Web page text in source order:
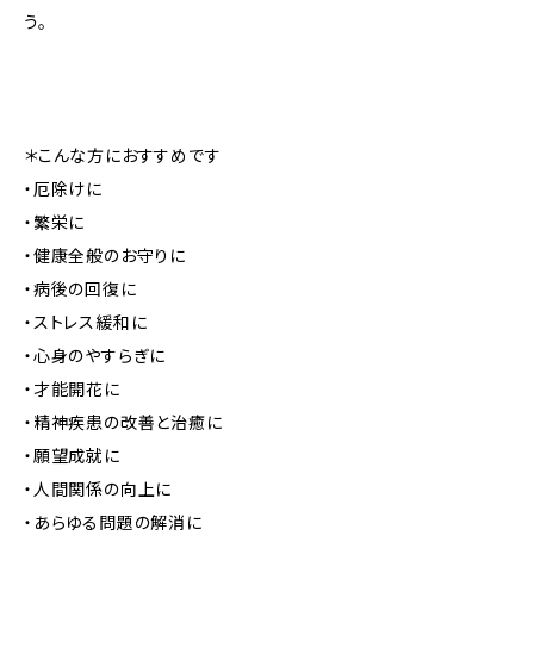
う。
＊こんな方におすすめです
・厄除けに
・繁栄に
・健康全般のお守りに
・病後の回復に
・ストレス緩和に
・心身のやすらぎに
・才能開花に
・精神疾患の改善と治癒に
・願望成就に
・人間関係の向上に
・あらゆる問題の解消に